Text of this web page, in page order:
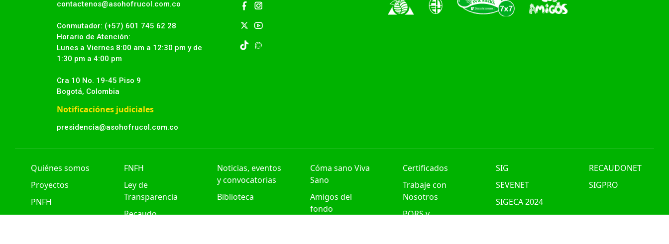
contactenos@asohofrucol.com.co
Conmutador: (+57) 601 745 62 28
Horario de Atención:
Lunes a Viernes 8:00 am a 12:30 pm y de
1:30 pm a 4:00 pm
Cra 10 No. 19-45 Piso 9
Bogotá, Colombia
Notificaciónes judiciales
presidencia@asohofrucol.com.co
Quiénes somos
Proyectos
PNFH
FNFH
Ley de
Transparencia
Recaudo
Noticias, eventos
y convocatorias
Biblioteca
Cóma sano Viva
Sano
Amigos del
fondo
Certificados
Trabaje con
Nosotros
PQRS y
SIG
SEVENET
SIGECA 2024
RECAUDONET
SIGPRO